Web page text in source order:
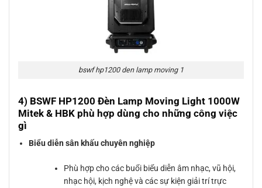
bswf hp1200 den lamp moving 1
4) BSWF HP1200 Đèn Lamp Moving Light 1000W
Mitek & HBK phù hợp dùng cho những công việc
gì
Biểu diễn sân khấu chuyên nghiệp
Phù hợp cho các buổi biểu diễn âm nhạc, vũ hội,
nhạc hội, kịch nghệ và các sự kiện giải trí trực